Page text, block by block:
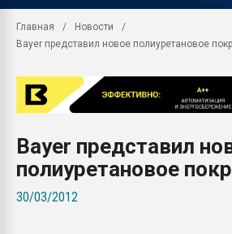
Главная
Новости
Bayer представил новое полиуретановое
Bayer представил
полиуретановое
30/03/2012